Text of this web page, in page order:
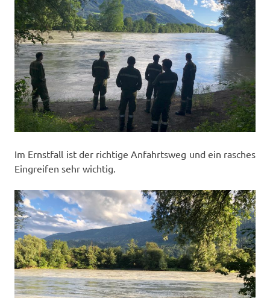
Im Ernstfall ist der richtige Anfahrtsweg und ein rasches
Eingreifen sehr wichtig.